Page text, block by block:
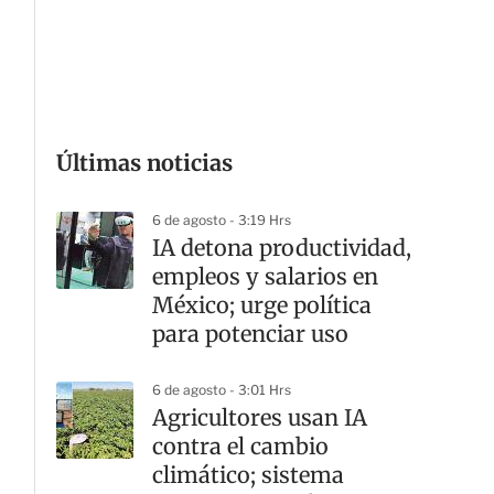
Últimas noticias
6 de agosto - 3:19 Hrs
IA detona productividad,
empleos y salarios en
México; urge política
para potenciar uso
6 de agosto - 3:01 Hrs
Agricultores usan IA
contra el cambio
climático; sistema